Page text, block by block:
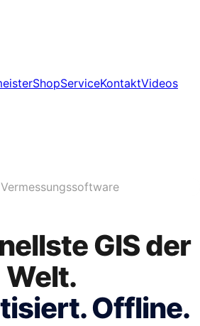
ShopServiceKontaktVideos
GIS der
Welt.
Offline.